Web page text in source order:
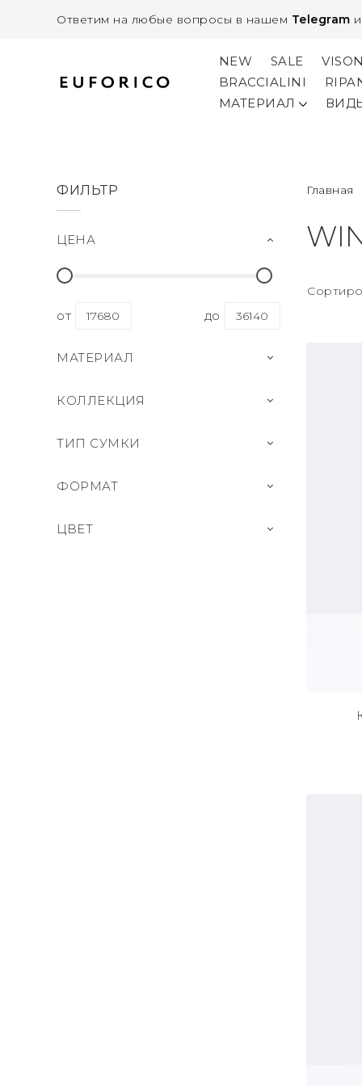
Ответим на любые вопросы в нашем Telegram
NEW SALE
BRACCIALINI
МАТЕРИАЛ
ФИЛЬТР
ЦЕНА
от до
МАТЕРИАЛ
КОЛЛЕКЦИЯ
ТИП СУМКИ
ФОРМАТ
ЦВЕТ
Главная